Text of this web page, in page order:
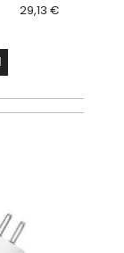
29,13 €